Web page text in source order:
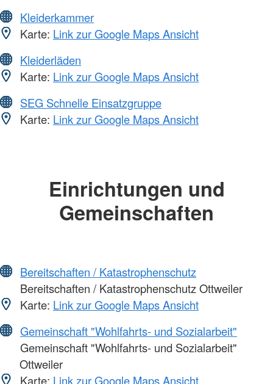
Kleiderkammer
Karte: Link zur Google Maps Ansicht
Kleiderläden
Karte: Link zur Google Maps Ansicht
SEG Schnelle Einsatzgruppe
Karte: Link zur Google Maps Ansicht
Einrichtungen und
Gemeinschaften
Bereitschaften / Katastrophenschutz
Bereitschaften / Katastrophenschutz Ottweiler
Karte: Link zur Google Maps Ansicht
Gemeinschaft "Wohlfahrts- und Sozialarbeit"
Gemeinschaft "Wohlfahrts- und Sozialarbeit"
Ottweiler
Karte: Link zur Google Maps Ansicht